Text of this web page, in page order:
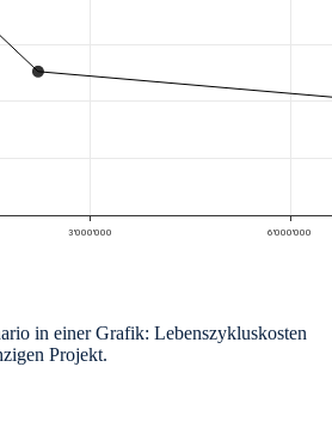
in einer Grafik: Lebenszykluskosten
Projekt.